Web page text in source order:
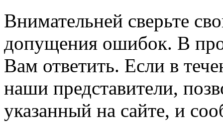
Внимательней сверьте
допущения ошибок. В
Вам ответить. Если в
наши представители,
указанный на сайте, и